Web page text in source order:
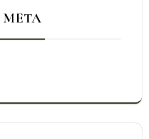
META